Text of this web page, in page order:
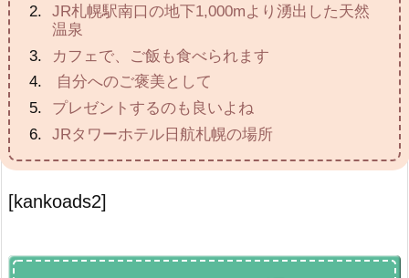
JR札幌駅南口の地下1,000mより湧出した天然
温泉
カフェで、ご飯も食べられます
自分へのご褒美として
プレゼントするのも良いよね
JRタワーホテル日航札幌の場所
[kankoads2]